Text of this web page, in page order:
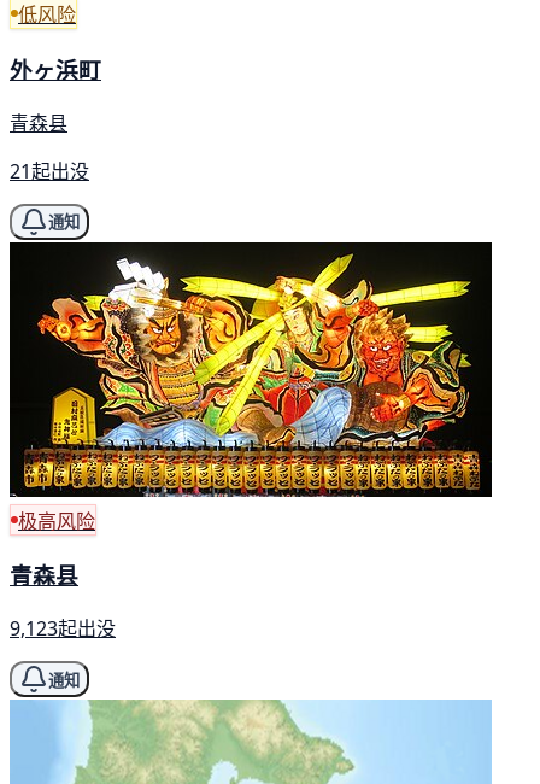
低风险
外ヶ浜町
青森县
21起出没
通知
极高风险
青森县
9,123起出没
通知